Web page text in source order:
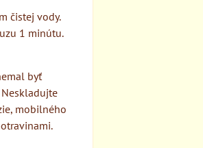
čistej vody.
1 minútu.
byť
mobilného